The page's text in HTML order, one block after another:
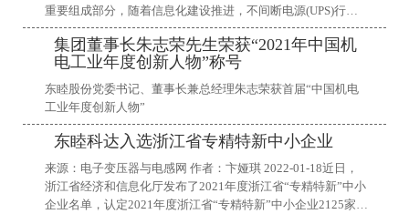
重要组成部分，随着信息化建设推进，不间断电源(UPS)行业
市场规模将继续实现稳步增长。据中国电源学会的分析统计，
2009-2019年，我国不间断电源(UPS)行业市场规模持续上升，
由2009年的31.7亿元增长至2019年的97.03亿元。2020年，“新
基建”对于数据中心、城际高铁、城市轨道交通等领域的带动
下，不间断电源(UPS)行业市场规模约为103.82亿元
集团董事长朱志荣先生荣获“2021年中国机
电工业年度创新人物”称号
东睦股份党委书记、董事长兼总经理朱志荣获首届“中国机电
工业年度创新人物”
东睦科达入选浙江省专精特新中小企业
来源：电子变压器与电感网 作者：卞娅琪 2022-01-18近日，
浙江省经济和信息化厅发布了2021年度浙江省“专精特新”中小
企业名单，认定2021年度浙江省“专精特新”中小企业2125家，